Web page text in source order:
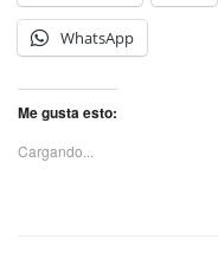
WhatsApp
Me gusta esto:
Cargando...